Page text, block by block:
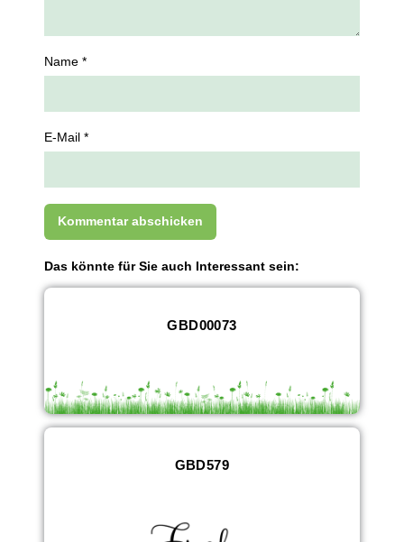
Name *
E-Mail *
Das könnte für Sie auch Interessant sein:
GBD00073
GBD579